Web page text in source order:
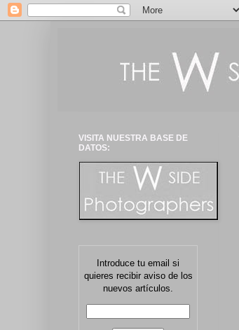
VISITA NUESTRA BASE DE
DATOS:
Introduce tu email si
quieres recibir aviso de los
nuevos artículos.